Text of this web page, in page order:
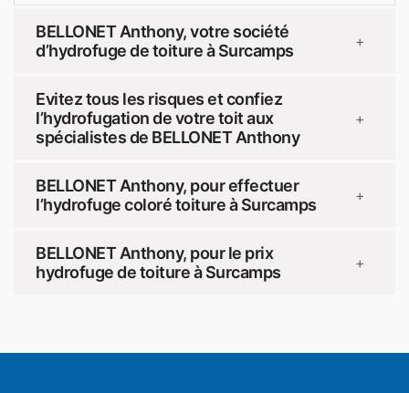
BELLONET Anthony, votre société
d’hydrofuge de toiture à Surcamps
+
Evitez tous les risques et confiez
l’hydrofugation de votre toit aux
spécialistes de BELLONET Anthony
+
BELLONET Anthony, pour effectuer
l’hydrofuge coloré toiture à Surcamps
+
BELLONET Anthony, pour le prix
hydrofuge de toiture à Surcamps
+